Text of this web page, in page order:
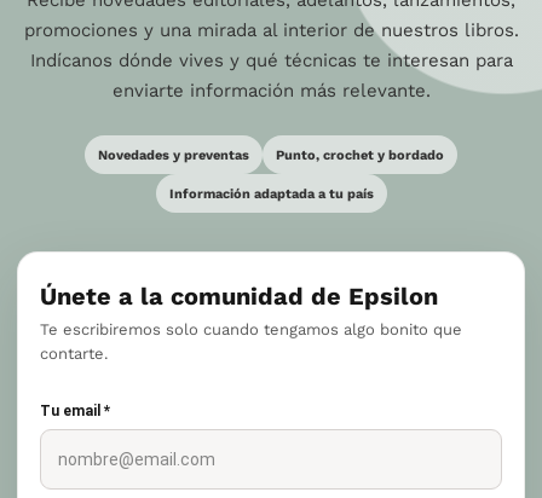
promociones y una mirada al interior de nuestros libros.
Indícanos dónde vives y qué técnicas te interesan para
enviarte información más relevante.
Novedades y preventas Punto, crochet y bordado
Información adaptada a tu país
Únete a la comunidad de Epsilon
Te escribiremos solo cuando tengamos algo bonito que
contarte.
Tu email *